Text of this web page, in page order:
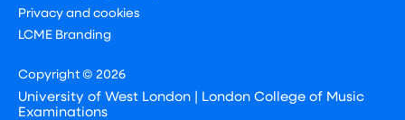
Privacy and cookies
LCME Branding
Copyright © 2026
University of West London | London College of Music
Examinations